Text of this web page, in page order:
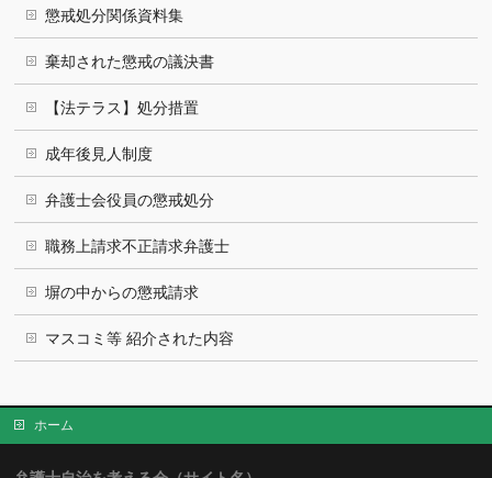
懲戒処分関係資料集
棄却された懲戒の議決書
【法テラス】処分措置
成年後見人制度
弁護士会役員の懲戒処分
職務上請求不正請求弁護士
塀の中からの懲戒請求
マスコミ等 紹介された内容
ホーム